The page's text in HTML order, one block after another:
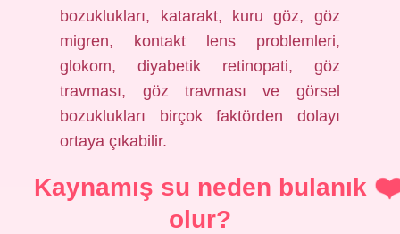
bozuklukları, katarakt, kuru göz, göz
migren, kontakt lens problemleri,
glokom, diyabetik retinopati, göz
travması, göz travması ve görsel
bozuklukları birçok faktörden dolayı
ortaya çıkabilir.
Kaynamış su neden bulanık
olur?